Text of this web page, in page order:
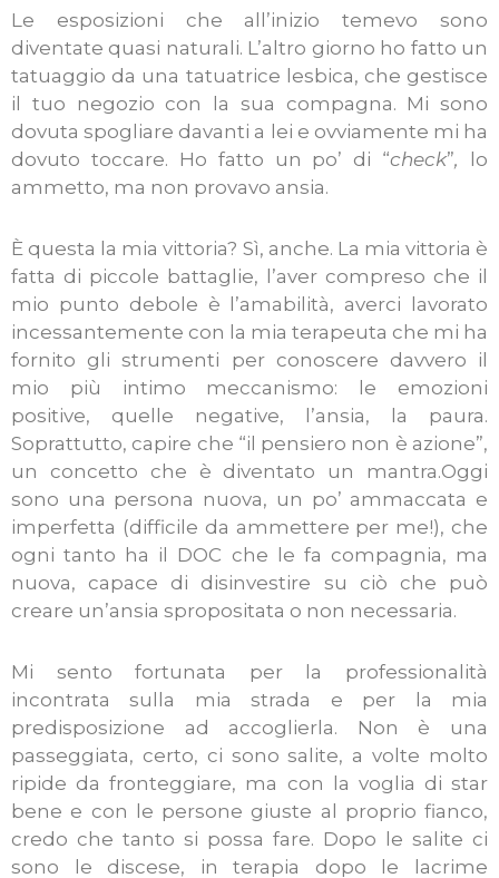
Le esposizioni che all’inizio temevo sono
diventate quasi naturali. L’altro giorno ho fatto un
tatuaggio da una tatuatrice lesbica, che gestisce
il tuo negozio con la sua compagna. Mi sono
dovuta spogliare davanti a lei e ovviamente mi ha
dovuto toccare. Ho fatto un po’ di “check”,
lo
ammetto, ma non provavo ansia.
È questa la mia vittoria? Sì, anche. La mia vittoria è
fatta di piccole battaglie, l’aver compreso che il
mio punto debole è l’amabilità, averci lavorato
incessantemente con la mia terapeuta che mi ha
fornito gli strumenti per conoscere davvero il
mio più intimo meccanismo: le emozioni
positive, quelle negative, l’ansia, la paura.
Soprattutto, capire che “il pensiero non è azione”,
un concetto che è diventato un mantra.Oggi
sono una persona nuova, un po’ ammaccata e
imperfetta (difficile da ammettere per me!), che
ogni tanto ha il DOC che le fa compagnia, ma
nuova, capace di disinvestire su ciò che può
creare un’ansia spropositata o non necessaria.
Mi sento fortunata per la professionalità
incontrata sulla mia strada e per la mia
predisposizione ad accoglierla. Non è una
passeggiata, certo, ci sono salite, a volte molto
ripide da fronteggiare, ma con la voglia di star
bene e con le persone giuste al proprio fianco,
credo che tanto si possa fare. Dopo le salite ci
sono le discese, in terapia dopo le lacrime